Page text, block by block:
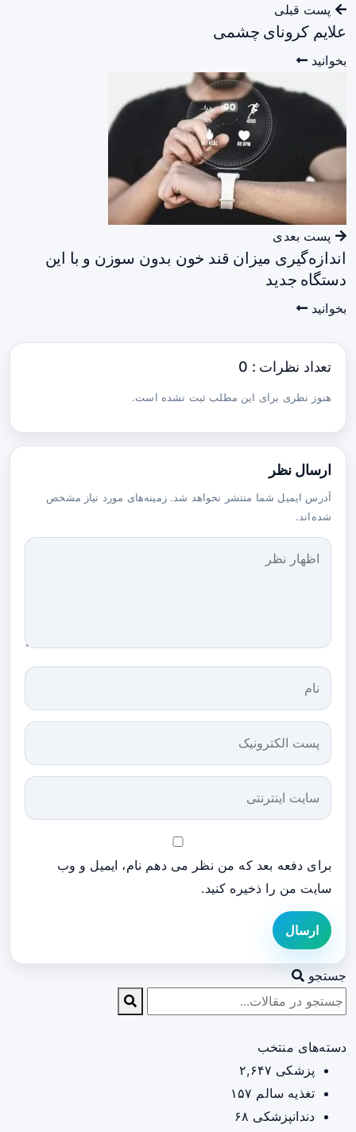
پست قبلی
علایم کرونای چشمی
بخوانید
پست بعدی
اندازه‌گیری میزان قند خون بدون سوزن و با این
دستگاه جدید
بخوانید
تعداد نظرات : 0
هنوز نظری برای این مطلب ثبت نشده است.
ارسال نظر
آدرس ایمیل شما منتشر نخواهد شد. زمینه‌های مورد نیاز مشخص
شده‌اند.
برای دفعه بعد که من نظر می دهم نام، ایمیل و وب
سایت من را ذخیره کنید.
ارسال
جستجو
دسته‌های منتخب
پزشکی ۲,۶۴۷
تغذیه سالم ۱۵۷
دندانپزشکی ۶۸